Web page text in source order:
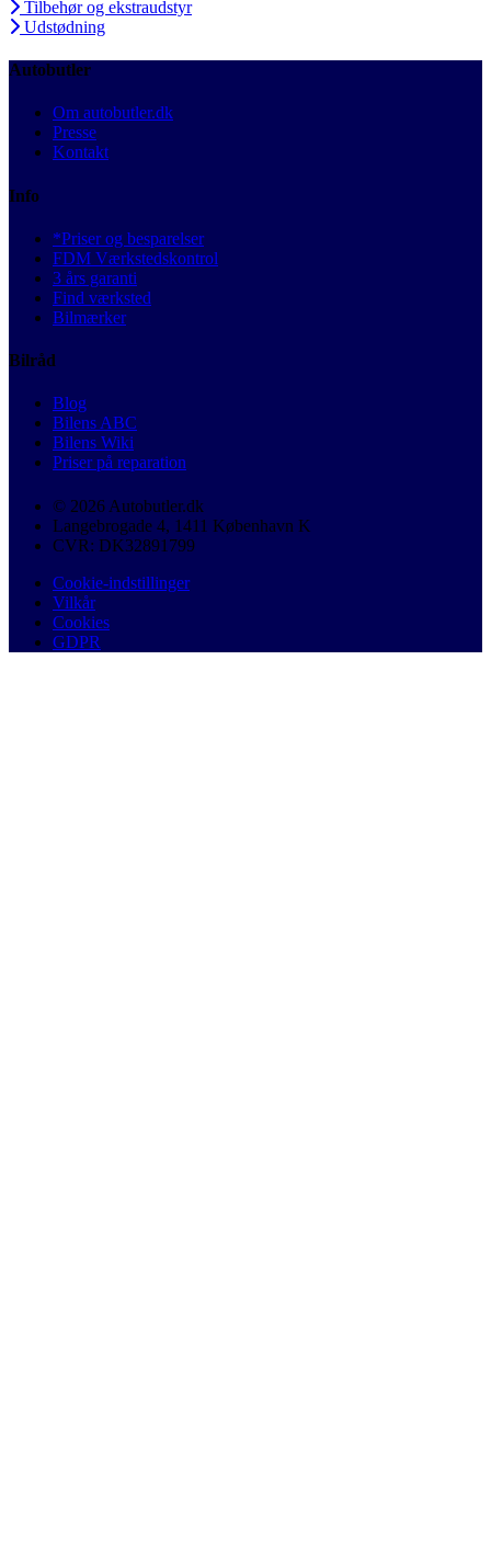
Tilbehør og ekstraudstyr
Udstødning
Autobutler
Om autobutler.dk
Presse
Kontakt
Info
*Priser og besparelser
FDM Værkstedskontrol
3 års garanti
Find værksted
Bilmærker
Bilråd
Blog
Bilens ABC
Bilens Wiki
Priser på reparation
© 2026 Autobutler.dk
Langebrogade 4, 1411 København K
CVR: DK32891799
Cookie-indstillinger
Vilkår
Cookies
GDPR